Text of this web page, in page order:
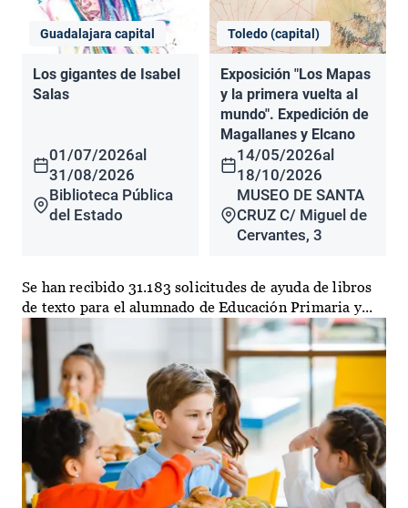
Guadalajara capital
Los gigantes de Isabel
Salas
01/07/2026al
31/08/2026
Biblioteca Pública
del Estado
Toledo (capital)
Exposición "Los Mapas
y la primera vuelta al
mundo". Expedición de
Magallanes y Elcano
14/05/2026al
18/10/2026
MUSEO DE SANTA
CRUZ C/ Miguel de
Cervantes, 3
Se han recibido 31.183 solicitudes de ayuda de libros
de texto para el alumnado de Educación Primaria y...